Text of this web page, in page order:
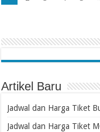
Artikel Baru
Jadwal dan Harga Tiket
Jadwal dan Harga Tiket